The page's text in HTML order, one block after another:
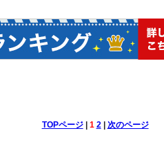
TOPページ| 1 2| 次のページ